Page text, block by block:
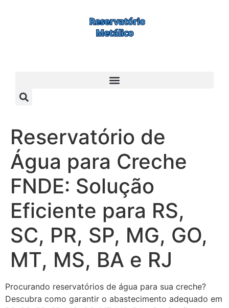
Reservatório de
Água para Creche
FNDE: Solução
Eficiente para RS,
SC, PR, SP, MG, GO,
MT, MS, BA e RJ
Procurando reservatórios de água para sua creche?
Descubra como garantir o abastecimento adequado em